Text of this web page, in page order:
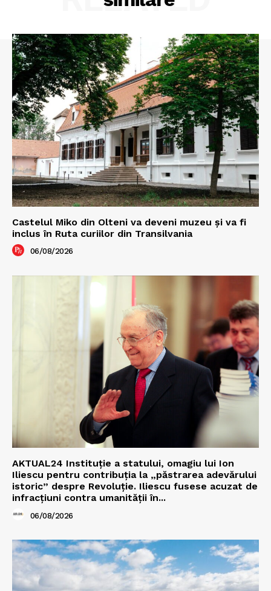
Castelul Miko din Olteni va deveni muzeu şi va fi
inclus în Ruta curiilor din Transilvania
06/08/2026
AKTUAL24 Instituție a statului, omagiu lui Ion
Iliescu pentru contribuția la „păstrarea adevărului
istoric” despre Revoluție. Iliescu fusese acuzat de
infracțiuni contra umanității în...
06/08/2026